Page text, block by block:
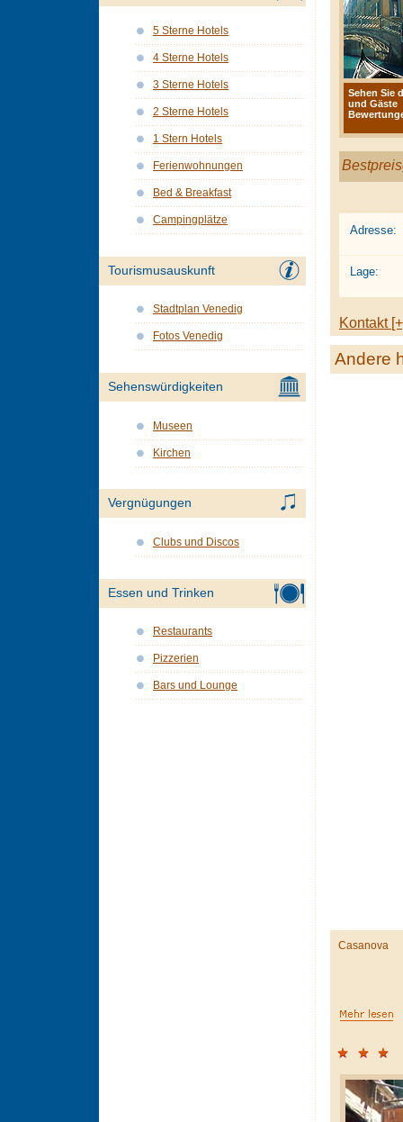
Sehen Sie
und Gäste
Bewertunge
Adresse:
Lage:
Kontakt
Andere
Casanova
5 Sterne Hotels
4 Sterne Hotels
3 Sterne Hotels
2 Sterne Hotels
1 Stern Hotels
Ferienwohnungen
Bed & Breakfast
Campingplätze
Tourismusauskunft
Stadtplan Venedig
Fotos Venedig
Sehenswürdigkeiten
Museen
Kirchen
Vergnügungen
Clubs und Discos
Essen und Trinken
Restaurants
Pizzerien
Bars und Lounge